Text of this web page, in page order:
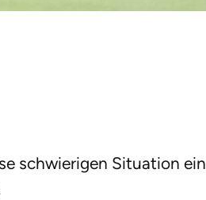
schwierigen Situation ein